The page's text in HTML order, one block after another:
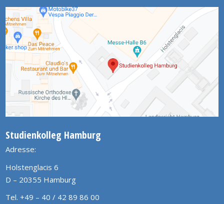
Studienkolleg Hamburg
Adresse:
Holstenglacis 6
D – 20355 Hamburg
Tel. +49 – 40 / 42 89 86 00